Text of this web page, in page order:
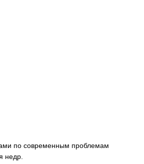
по современным проблемам
недр.